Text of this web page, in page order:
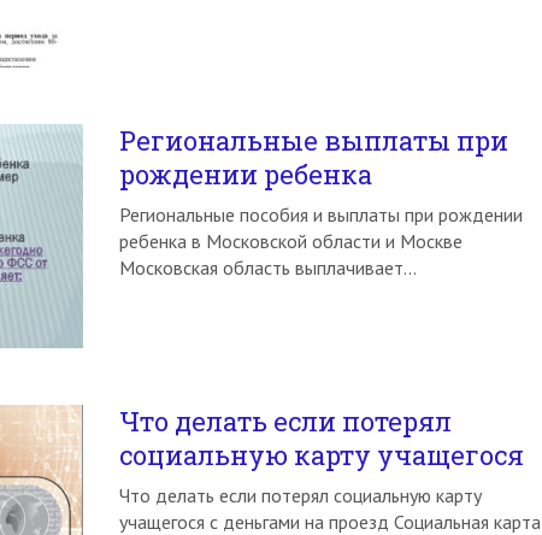
Региональные выплаты при
рождении ребенка
Региональные пособия и выплаты при рождении
ребенка в Московской области и Москве
Московская область выплачивает…
Что делать если потерял
социальную карту учащегося
Что делать если потерял социальную карту
учащегося с деньгами на проезд Социальная карта